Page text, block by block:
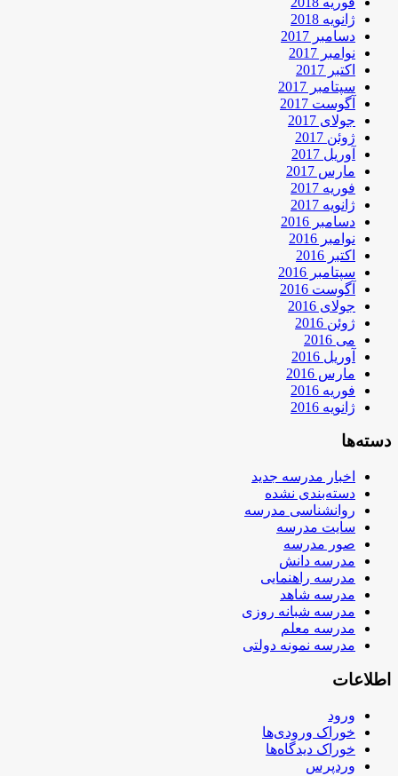
ژانویه 2018
دسامبر 2017
نوامبر 2017
اکتبر 2017
سپتامبر 2017
آگوست 2017
جولای 2017
ژوئن 2017
آوریل 2017
مارس 2017
فوریه 2017
ژانویه 2017
دسامبر 2016
نوامبر 2016
اکتبر 2016
سپتامبر 2016
آگوست 2016
جولای 2016
ژوئن 2016
می 2016
آوریل 2016
مارس 2016
فوریه 2016
ژانویه 2016
دسته‌ها
اخبار مدرسه جدید
دسته‌بندی نشده
روانشناسی مدرسه
سایت مدرسه
صور مدرسه
مدرسه دانش
مدرسه راهنمایی
مدرسه شاهد
مدرسه شبانه روزی
مدرسه معلم
مدرسه نمونه دولتی
اطلاعات
ورود
خوراک ورودی‌ها
خوراک دیدگاه‌ها
وردپرس